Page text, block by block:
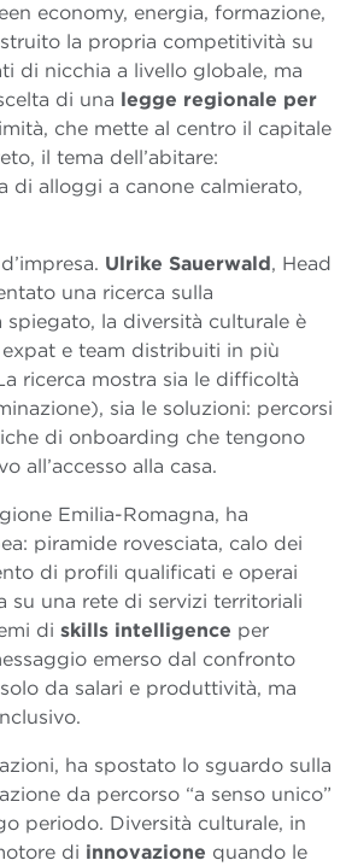
economy, energia, formazione,
la propria competitività su
di nicchia a livello globale, ma
di una legge regionale per
che mette al centro il capitale
il tema dell’abitare:
alloggi a canone calmierato,
Ulrike Sauerwald, Head
una ricerca sulla
la diversità culturale è
e team distribuiti in più
ricerca mostra sia le difficoltà
sia le soluzioni: percorsi
di onboarding che tengono
all’accesso alla casa.
Emilia-Romagna, ha
piramide rovesciata, calo dei
di profili qualificati e operai
su una rete di servizi territoriali
di skills intelligence per
emerso dal confronto
da salari e produttività, ma
ha spostato lo sguardo sulla
da percorso “a senso unico”
periodo. Diversità culturale, in
di innovazione quando le